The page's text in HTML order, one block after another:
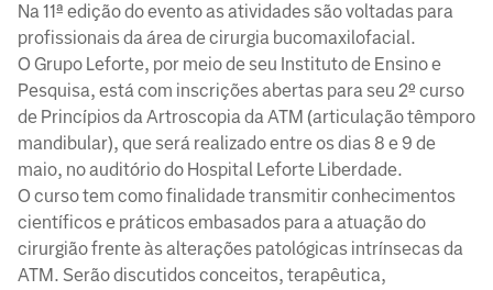
Na 11ª edição do evento as atividades são voltadas para
profissionais da área de cirurgia bucomaxilofacial.
O Grupo Leforte, por meio de seu Instituto de Ensino e
Pesquisa, está com inscrições abertas para seu 2º curso
de Princípios da Artroscopia da ATM (articulação têmporo
mandibular), que será realizado entre os dias 8 e 9 de
maio, no auditório do Hospital Leforte Liberdade.
O curso tem como finalidade transmitir conhecimentos
científicos e práticos embasados para a atuação do
cirurgião frente às alterações patológicas intrínsecas da
ATM. Serão discutidos conceitos, terapêutica,